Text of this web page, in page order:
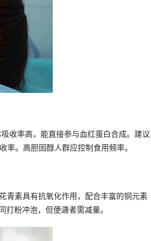
收率高，能直接参与血红蛋白合成。建议
。高胆固醇人群应控制食用频率。
青素具有抗氧化作用，配合丰富的铜元素
粉冲泡，但便溏者需减量。